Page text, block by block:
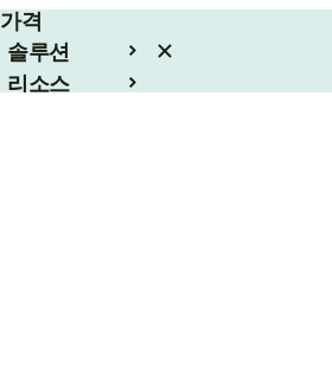
가격
솔루션
리소스